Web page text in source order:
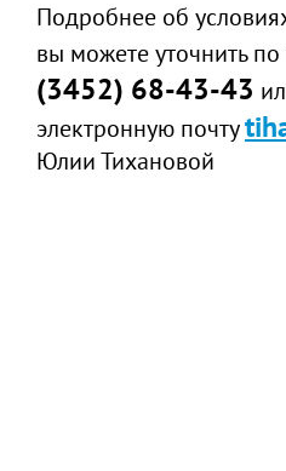
Подробнее об
вы можете уточнить
(3452) 68-43-43
электронную почту
Юлии Тихановой